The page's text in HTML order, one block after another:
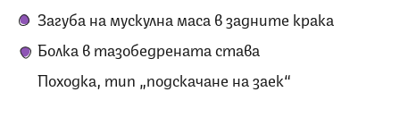
Загуба на мускулна маса в задните крака
Болка в тазобедрената става
Походка, тип „подскачане на заек“